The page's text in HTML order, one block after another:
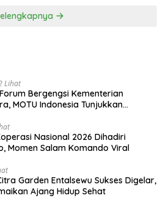
Lihat
Bergengsi Kementerian
MOTU Indonesia Tunjukkan
Nasional 2026 Dihadiri
Momen Salam Komando Viral
Garden Entalsewu Sukses Digelar,
Ajang Hidup Sehat